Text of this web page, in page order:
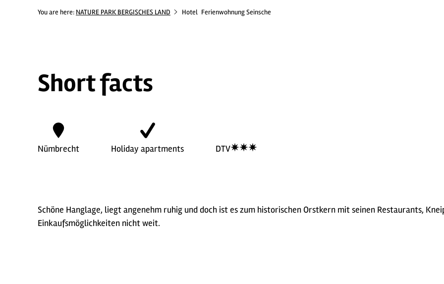
You are here: NATURE PARK BERGISCHES LAND Hotel Ferienwohnung Seinsche
Short facts
Nümbrecht Holiday apartments DTV
Schöne Hanglage, liegt angenehm ruhig und doch ist es zum historischen Orstkern mit seinen Restaurants,
Einkaufsmöglichkeiten nicht weit.